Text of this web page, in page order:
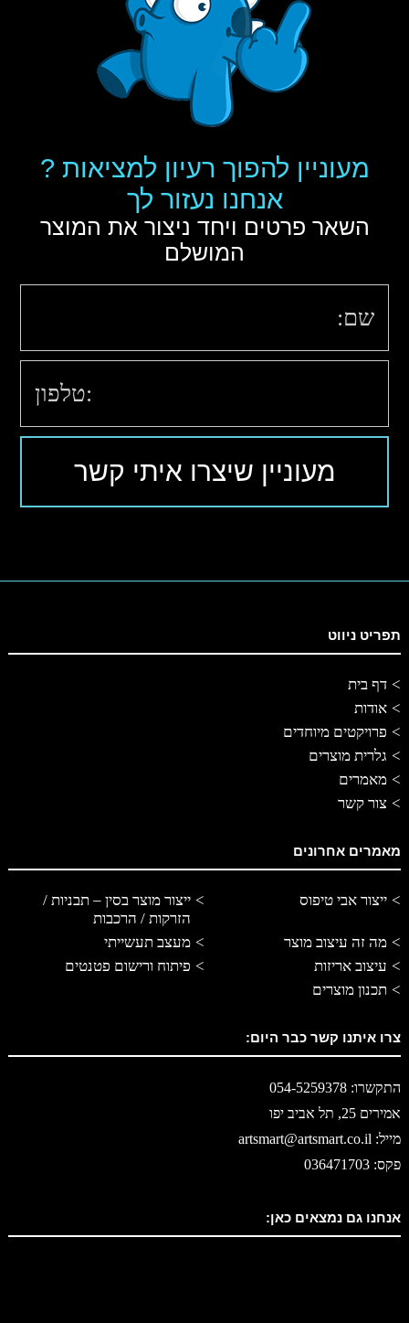
מעוניין להפוך רעיון למציאות ?
אנחנו נעזור לך
השאר פרטים ויחד ניצור את המוצר
המושלם
תפריט ניווט
דף בית
אודות
פרויקטים מיוחדים
גלרית מוצרים
מאמרים
צור קשר
מאמרים אחרונים
ייצור אבי טיפוס
ייצור מוצר בסין – תבניות /
הזרקות / הרכבות
מה זה עיצוב מוצר
מעצב תעשייתי
עיצוב אריזות
פיתוח ורישום פטנטים
תכנון מוצרים
צרו איתנו קשר כבר היום:
התקשרו: 054-5259378
אמירים 25, תל אביב יפו
מייל: artsmart@artsmart.co.il
פקס: 036471703
אנחנו גם נמצאים כאן: